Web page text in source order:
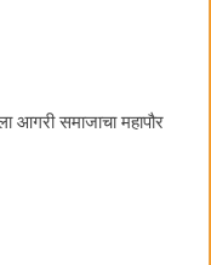
आगरी समाजाचा महापौर